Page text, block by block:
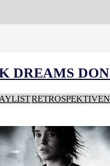
DREAMS
RETROSPEKTIVEN